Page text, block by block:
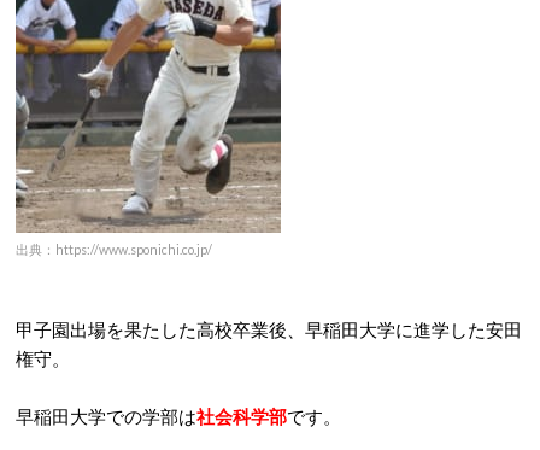
出典：https://www.sponichi.co.jp/
甲子園出場を果たした高校卒業後、早稲田大学に進学した安田
権守。
早稲田大学での学部は社会科学部です。